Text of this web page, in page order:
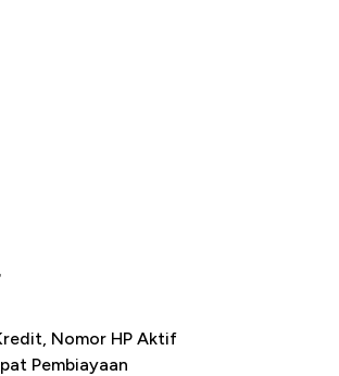
Nomor HP Aktif
Pembiayaan